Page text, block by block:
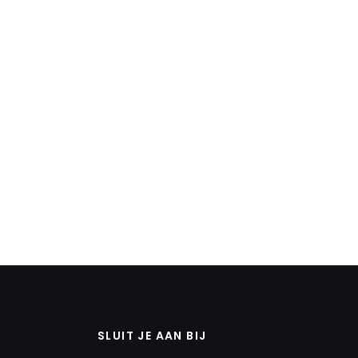
SLUIT JE AAN BIJ